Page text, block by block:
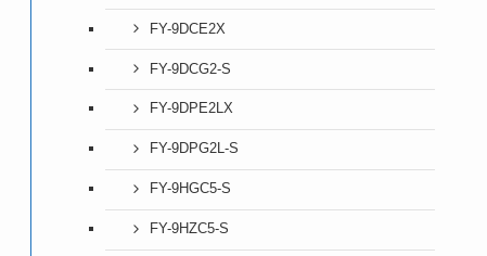
FY-9DCE2X
FY-9DCG2-S
FY-9DPE2LX
FY-9DPG2L-S
FY-9HGC5-S
FY-9HZC5-S